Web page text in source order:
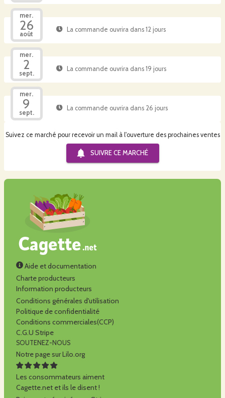
mer.
26
août
La commande ouvrira dans 12 jours
mer.
2
sept.
La commande ouvrira dans 19 jours
mer.
9
sept.
La commande ouvrira dans 26 jours
Suivez ce marché pour recevoir un mail à l'ouverture des prochaines ventes
SUIVRE CE MARCHÉ
Aide et documentation
Charte producteurs
Information producteurs
Conditions générales d'utilisation
Politique de confidentialité
Conditions commerciales(CCP)
C.G.U Stripe
SOUTENEZ-NOUS
Notre page sur Lilo.org
Les consommateurs aiment
Cagette.net et ils le disent !